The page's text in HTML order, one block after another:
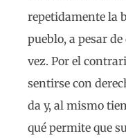
repetidamente la
pueblo, a pesar
vez. Por el
sentirse con
da y, al mismo
qué permite que